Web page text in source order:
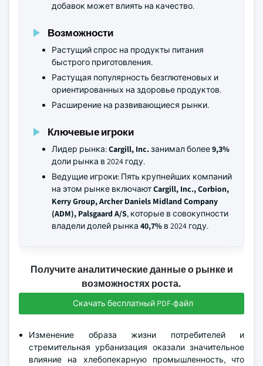
добавок может влиять на качество.
Возможности
Растущий спрос на продукты питания
быстрого приготовления.
Растущая популярность безглютеновых и
ориентированных на здоровье продуктов.
Расширение на развивающиеся рынки.
Ключевые игроки
Лидер рынка:Cargill, Inc.занимал более9,3%
доли рынка в 2024 году.
Ведущие игроки: Пять крупнейших компаний
на этом рынке включаютCargill, Inc., Corbion,
Kerry Group, Archer Daniels Midland Company
(ADM), Palsgaard A/S, которые в совокупности
владели долей рынка 40,7% в 2024 году.
Получите аналитические данные о рынке и
возможностях роста.
Скачать бесплатный PDF-файл
Изменение образа жизни потребителей и
стремительная урбанизация оказали значительное
влияние на хлебопекарную промышленность, что